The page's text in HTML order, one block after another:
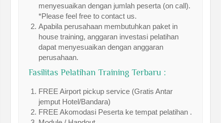
menyesuaikan dengan jumlah peserta (on call).
*Please feel free to contact us.
Apabila perusahaan membutuhkan paket in
house training, anggaran investasi pelatihan
dapat menyesuaikan dengan anggaran
perusahaan.
Fasilitas Pelatihan Training Terbaru :
FREE Airport pickup service (Gratis Antar
jemput Hotel/Bandara)
FREE Akomodasi Peserta ke tempat pelatihan .